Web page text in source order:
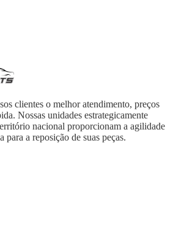
clientes o melhor atendimento, preços
Nossas unidades estrategicamente
nacional proporcionam a agilidade
para a reposição de suas peças.